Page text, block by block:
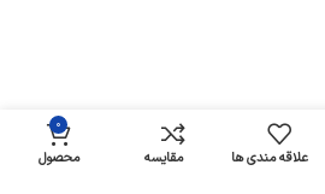
علاقه مندی ها مقایسه
۰
محصول